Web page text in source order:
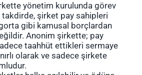
yönetim kurulunda görev
takdirde, şirket pay sahipleri
gibi kamusal borçlardan
Anonim şirkette; pay
taahhüt ettikleri sermaye
olarak ve sadece şirkete